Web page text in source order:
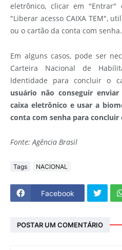
eletrônico, clicar em "Entrar"
"Liberar acesso CAIXA TEM",
ou o cartão da conta com senha.
Em alguns casos, pode ser
Carteira Nacional de
Identidade para concluir o
usuário não conseguir
caixa eletrônico e usar a
conta com senha para concluir
Fonte: Agência Brasil
Tags NACIONAL
Facebook
POSTAR UM COMENTÁRIO